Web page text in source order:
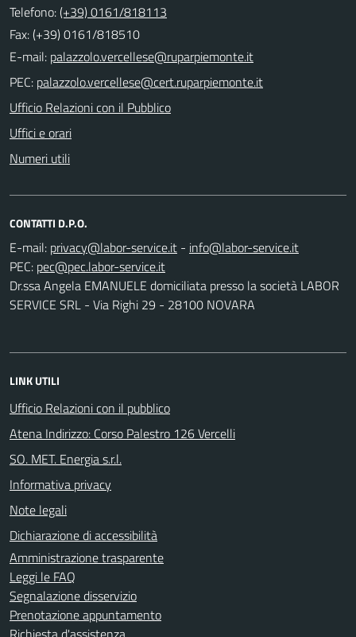
Telefono:(+39) 0161/818113
Fax: (+39) 0161/818510
E-mail:
PEC:
Ufficio Relazioni con il Pubblico
Uffici e orari
Numeri utili
CONTATTI D.P.O.
E-mail:
-
PEC:
Dr.ssa Angela EMANUELE domiciliata presso la società LABOR
SERVICE SRL - Via Righi 29 - 28100 NOVARA
LINK UTILI
Ufficio Relazioni con il pubblico
Atena Indirizzo: Corso Palestro 126 Vercelli
SO. MET. Energia s.r.l.
Informativa privacy
Note legali
Dichiarazione di accessibilità
Amministrazione trasparente
Leggi le FAQ
Segnalazione disservizio
Prenotazione appuntamento